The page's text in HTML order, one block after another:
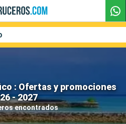
: Ofertas y promociones
- 2027
encontrados